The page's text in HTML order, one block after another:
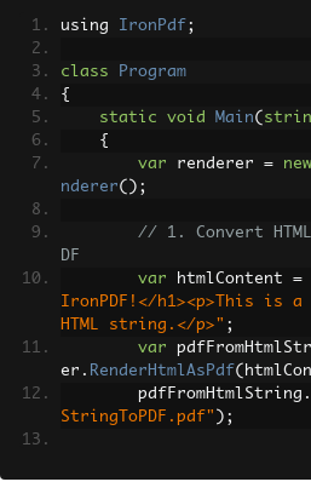
using IronPdf ;
class
Program
{
static
void Main(
{
var renderer = new
nderer();
// 1. Convert
DF
var htmlContent =
IronPDF!</h1><p>This is a
HTML string.</p>" ;
var
er . RenderHtmlAsPdf(
        pdfFromHtmlString
.
StringToPDF.pdf" );